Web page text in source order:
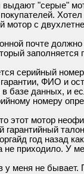
"серые"
с
почте
заполняется
серийный
ФИО и
базе данных, и
номеру
этот мотор
гарантийный
год назад
не приходило. У
у меня не